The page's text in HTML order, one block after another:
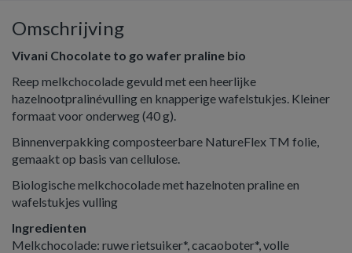
Omschrijving
Vivani Chocolate to go wafer praline bio
Reep melkchocolade gevuld met een heerlijke
hazelnootpralinévulling en knapperige wafelstukjes. Kleiner
formaat voor onderweg (40 g).
Binnenverpakking composteerbare NatureFlex TM folie,
gemaakt op basis van cellulose.
Biologische melkchocolade met hazelnoten praline en
wafelstukjes vulling
Ingredienten
Melkchocolade: ruwe rietsuiker*, cacaoboter*, volle